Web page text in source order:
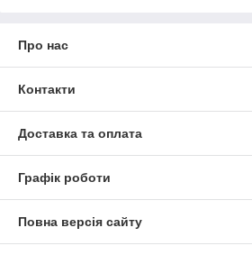
Про нас
Контакти
Доставка та оплата
Графік роботи
Повна версія сайту